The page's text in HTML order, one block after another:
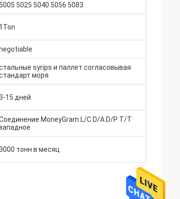
5005 5025 5040 5056 5083
1Ton
syrips и паллет согласовывая
моря
15 дней
MoneyGram L/C D/A D/P T/T
тонн в месяц